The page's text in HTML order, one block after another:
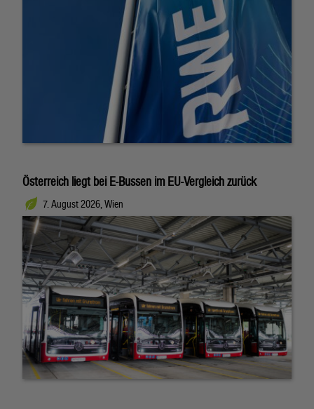
Österreich liegt bei E-Bussen im EU-Vergleich zurück
7. August 2026, Wien